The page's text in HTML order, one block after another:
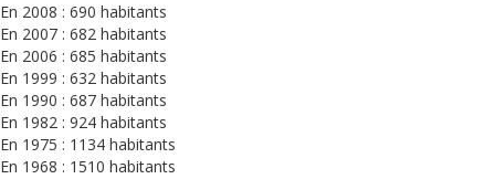
En 2008 : 690 habitants
En 2007 : 682 habitants
En 2006 : 685 habitants
En 1999 : 632 habitants
En 1990 : 687 habitants
En 1982 : 924 habitants
En 1975 : 1134 habitants
En 1968 : 1510 habitants